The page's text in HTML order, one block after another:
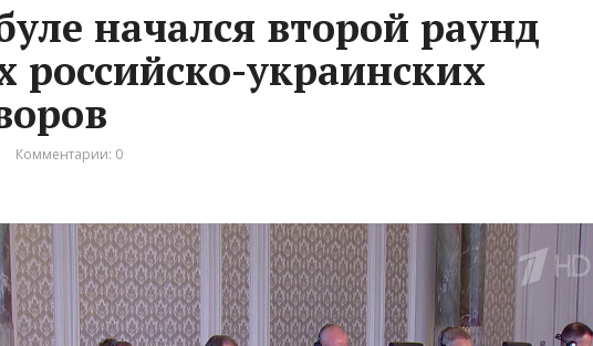
начался второй раунд
украинских
Комментарии: 0